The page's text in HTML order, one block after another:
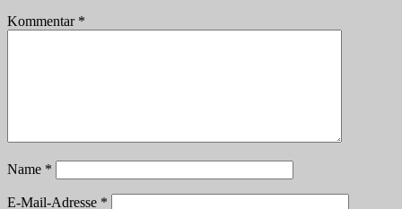
Kommentar *
Name *
E-Mail-Adresse *